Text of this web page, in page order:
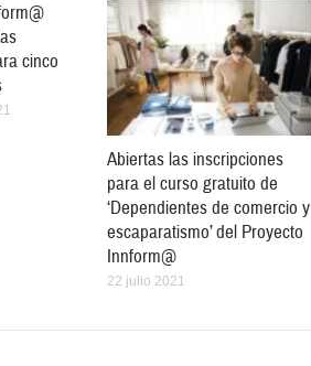
cinco
Abiertas las inscripciones
para el curso gratuito de
‘Dependientes de comercio y
escaparatismo’ del Proyecto
Innform@
22 julio 2021